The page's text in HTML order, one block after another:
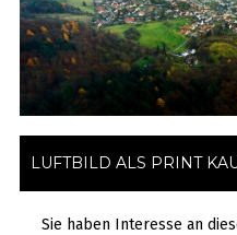
LUFTBILD ALS PRINT
Sie haben Interesse an